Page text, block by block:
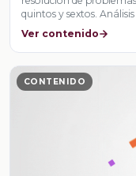
quintos y sextos.
Ver contenido
CONTENIDO